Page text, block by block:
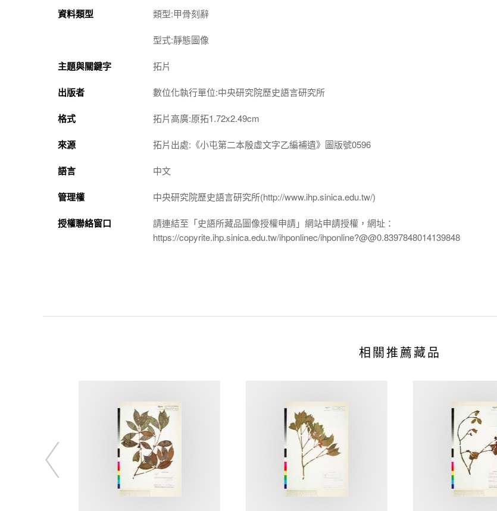
資料類型 類型:甲骨刻辭
型式:靜態圖像
主題與關鍵字 拓片
出版者 數位化執行單位:中央研究院歷史語言研究所
格式 拓片高廣:原拓1.72x2.49cm
來源 拓片出處:《小屯第二本殷虛文字乙編補遺》圖版號0596
語言 中文
管理權 中央研究院歷史語言研究所(http://www.ihp.sinica.edu.tw/)
授權聯絡窗口
請連結至「史語所藏品圖像授權申請」網站申請授權，網址：
https://copyrite.ihp.sinica.edu.tw/ihponlinec/ihponline?@@0.8397848014139848
相關推薦藏品